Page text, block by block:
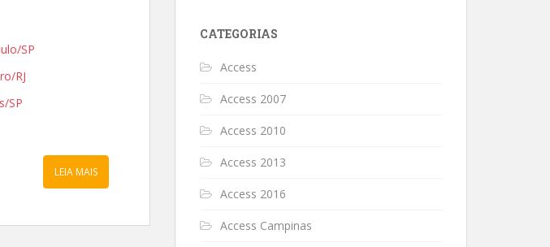
SP
RJ
SP
LEIA MAIS
CATEGORIAS
Access
Access 2007
Access 2010
Access 2013
Access 2016
Access Campinas